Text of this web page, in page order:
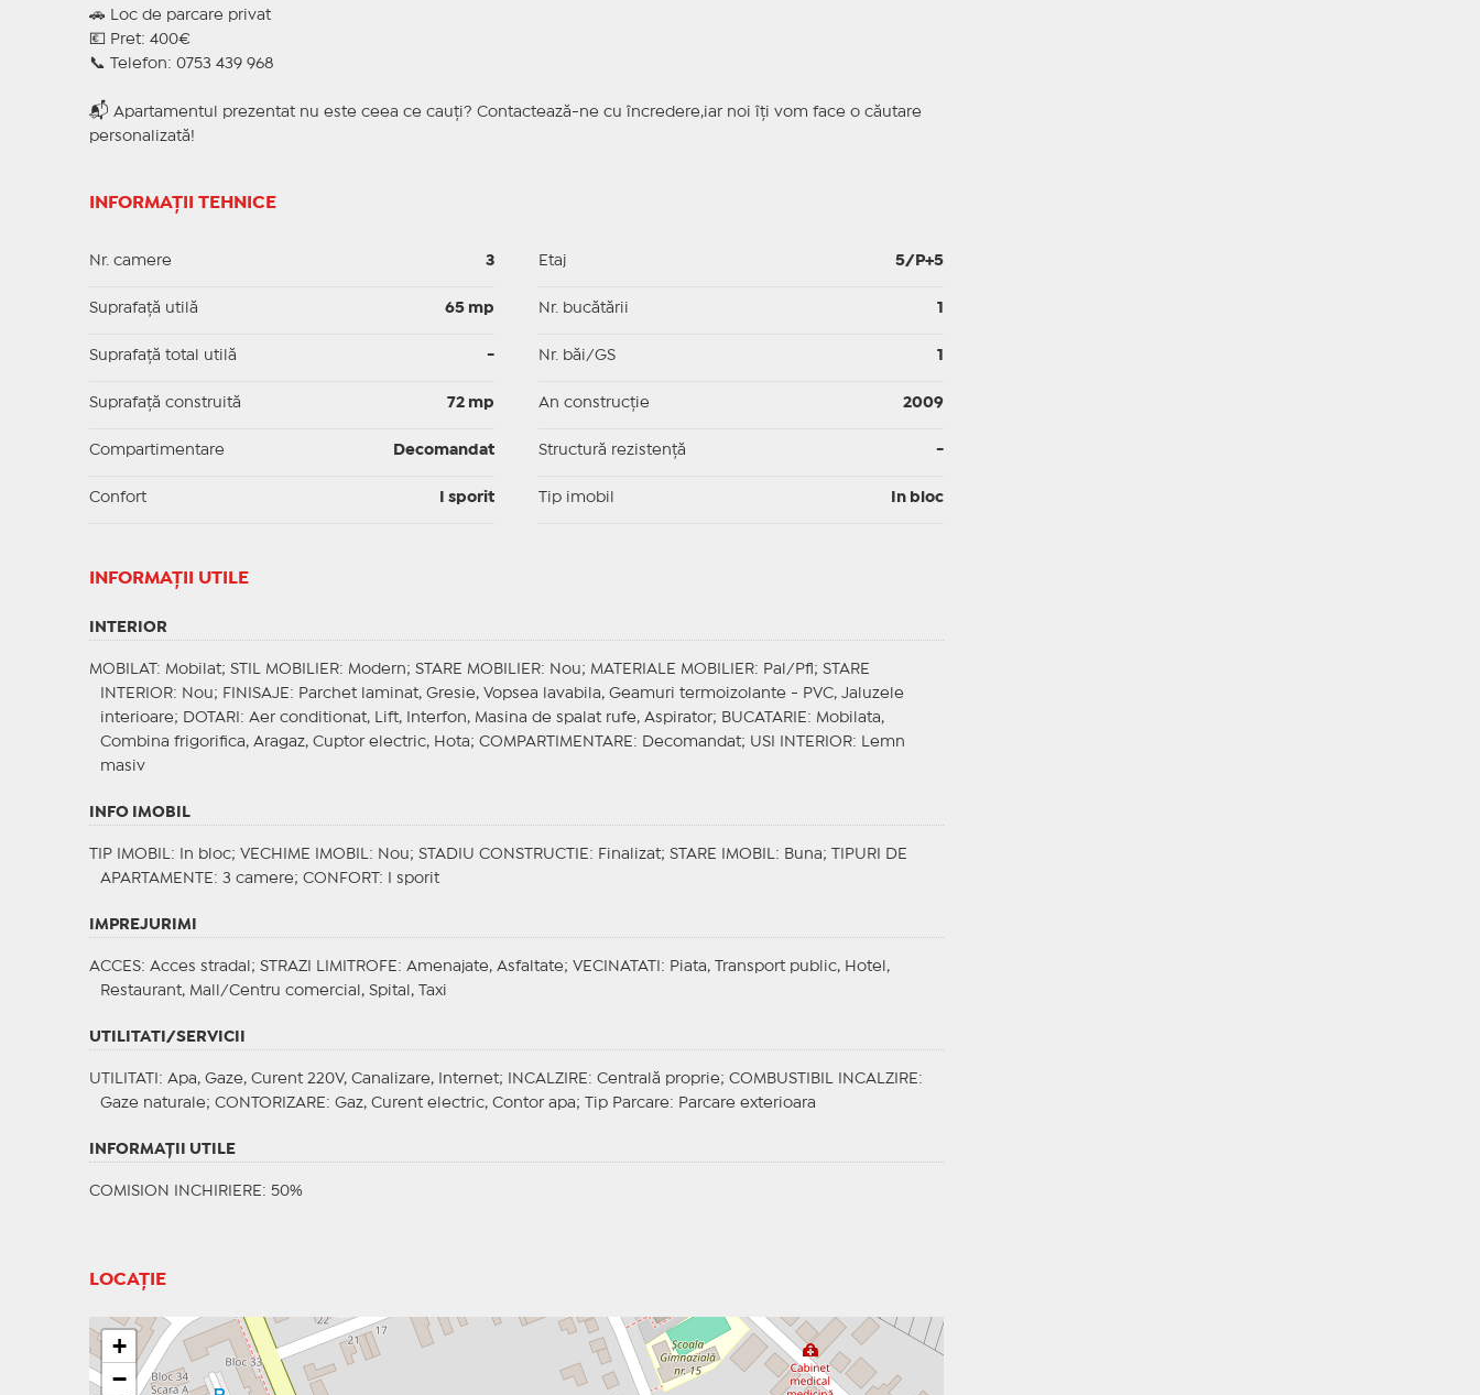
🚗 Loc de parcare privat
💶 Pret: 400€
📞 Telefon: 0753 439 968
📬 Apartamentul prezentat nu este ceea ce cauți? Contactează-ne cu încredere,iar noi îți vom face o căutare
personalizată!
INFORMAȚII TEHNICE
Nr. camere 3
Suprafaţă utilă 65 mp
Suprafaţă total utilă -
Suprafaţă construită 72 mp
Compartimentare Decomandat
Confort I sporit
Etaj 5/P+5
Nr. bucătării
Nr. băi/GS
An construcție 2009
Structură rezistență -
Tip imobil In bloc
INFORMAŢII UTILE
INTERIOR
MOBILAT : Mobilat; STIL MOBILIER: Modern; STARE MOBILIER: Nou; MATERIALE MOBILIER: Pal/Pfl; STARE
INTERIOR: Nou; FINISAJE : Parchet laminat, Gresie, Vopsea lavabila, Geamuri termoizolante - PVC, Jaluzele
interioare;
DOTARI : Aer conditionat, Lift, Interfon, Masina de spalat rufe, Aspirator; BUCATARIE : Mobilata,
Combina frigorifica, Aragaz, Cuptor electric, Hota; COMPARTIMENTARE : Decomandat; USI INTERIOR: Lemn
masiv
INFO IMOBIL
TIP IMOBIL : In bloc; VECHIME IMOBIL : Nou; STADIU CONSTRUCTIE : Finalizat; STARE IMOBIL : Buna;
TIPURI DE
APARTAMENTE : 3 camere; CONFORT : I sporit
IMPREJURIMI
ACCES: Acces stradal; STRAZI LIMITROFE : Amenajate, Asfaltate; VECINATATI
: Piata, Transport public, Hotel,
Restaurant, Mall/Centru comercial, Spital, Taxi
UTILITATI/SERVICII
UTILITATI : Apa, Gaze, Curent 220V, Canalizare, Internet; INCALZIRE : Centrală proprie; COMBUSTIBIL INCALZIRE :
Gaze naturale; CONTORIZARE : Gaz, Curent electric, Contor apa; Tip Parcare: Parcare exterioara
INFORMAŢII UTILE
COMISION INCHIRIERE: 50%
LOCAȚIE
+
−